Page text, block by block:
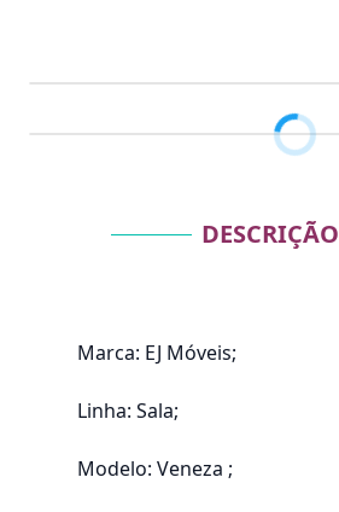
DESCRIÇÃO
Marca: EJ Móveis;
Linha: Sala;
Modelo: Veneza ;